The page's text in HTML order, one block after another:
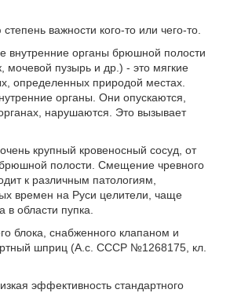
важности кого-то или чего-то.
внутренние органы брюшной полости
пузырь и др.) - это мягкие
определенных природой местах.
органы. Они опускаются,
нарушаются. Это вызывает
крупный кровеносный сосуд, от
брюшной полости. Смещение чревного
к различным патологиям,
времен на Руси целители, чаще
области пупка.
блока, снабженного клапаном и
шприц (А.с. СССР №1268175, кл.
эффективность стандартного